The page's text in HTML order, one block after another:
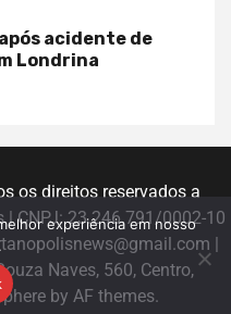
acidente de
Londrina
os direitos reservados a
CNPJ: 23.246.791/0002-10
|
Naves, 560, Centro,
by AF themes.
experiência em nosso